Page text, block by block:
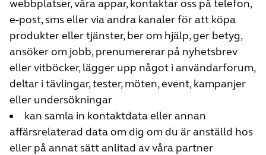
webbplatser, våra appar, kontaktar oss på telefon,
e-post, sms eller via andra kanaler för att köpa
produkter eller tjänster, ber om hjälp, ger betyg,
ansöker om jobb, prenumererar på nyhetsbrev
eller vitböcker, lägger upp något i användarforum,
deltar i tävlingar, tester, möten, event, kampanjer
eller undersökningar
kan samla in kontaktdata eller annan
affärsrelaterad data om dig om du är anställd hos
eller på annat sätt anlitad av våra partner